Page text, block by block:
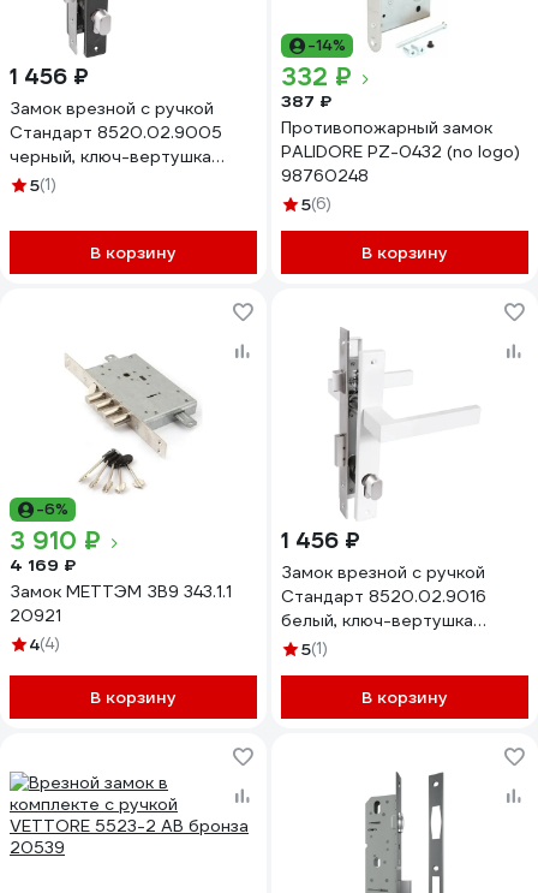
1 456 ₽
Замок врезной с ручкой
Стандарт 8520.02.9005
черный, ключ-вертушка
17662
5(1)
В корзину
-14%
332 ₽
387 ₽
Противопожарный замок
PALIDORE PZ-0432 (no logo)
98760248
5(6)
В корзину
-6%
3 910 ₽
4 169 ₽
Замок МЕТТЭМ ЗВ9 343.1.1
20921
4(4)
В корзину
1 456 ₽
Замок врезной с ручкой
Стандарт 8520.02.9016
белый, ключ-вертушка
17660
5(1)
В корзину